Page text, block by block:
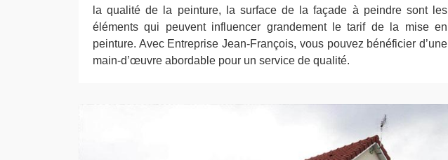
la qualité de la peinture, la surface de la façade à peindre sont les
éléments qui peuvent influencer grandement le tarif de la mise en
peinture. Avec Entreprise Jean-François, vous pouvez bénéficier d’une
main-d’œuvre abordable pour un service de qualité.